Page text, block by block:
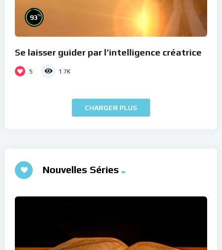
93%
Se laisser guider par l’intelligence créatrice
5 1.7K
CHARGER PLUS
Nouvelles Séries